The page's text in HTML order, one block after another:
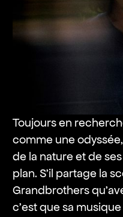
Toujours en
comme une
de la nature et de
plan. S’il partage la
Grandbrothers
c’est que sa